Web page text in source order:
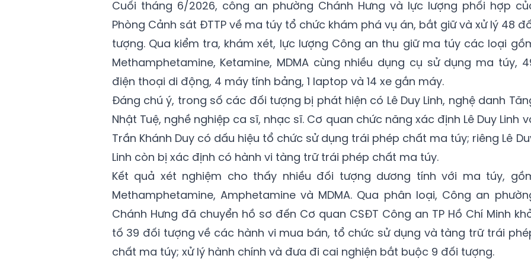
Cuối tháng 6/2026, công an phường Chánh Hưng và lực lượng phối hợp
Phòng Cảnh sát ĐTTP về ma túy tổ chức khám phá vụ án, bắt giữ và xử lý 48
tượng. Qua kiểm tra, khám xét, lực lượng Công an thu giữ ma túy các loại
Methamphetamine, Ketamine, MDMA cùng nhiều dụng cụ sử dụng ma túy,
điện thoại di động, 4 máy tính bảng, 1 laptop và 14 xe gắn máy.
Đáng chú ý, trong số các đối tượng bị phát hiện có Lê Duy Linh, nghệ danh
Nhật Tuệ, nghề nghiệp ca sĩ, nhạc sĩ. Cơ quan chức năng xác định Lê Duy Linh
Trần Khánh Duy có dấu hiệu tổ chức sử dụng trái phép chất ma túy; riêng Lê
Linh còn bị xác định có hành vi tàng trữ trái phép chất ma túy.
Kết quả xét nghiệm cho thấy nhiều đối tượng dương tính với ma túy,
Methamphetamine, Amphetamine và MDMA. Qua phân loại, Công an
Chánh Hưng đã chuyển hồ sơ đến Cơ quan CSĐT Công an TP Hồ Chí Minh
tố 39 đối tượng về các hành vi mua bán, tổ chức sử dụng và tàng trữ trái
chất ma túy; xử lý hành chính và đưa đi cai nghiện bắt buộc 9 đối tượng.